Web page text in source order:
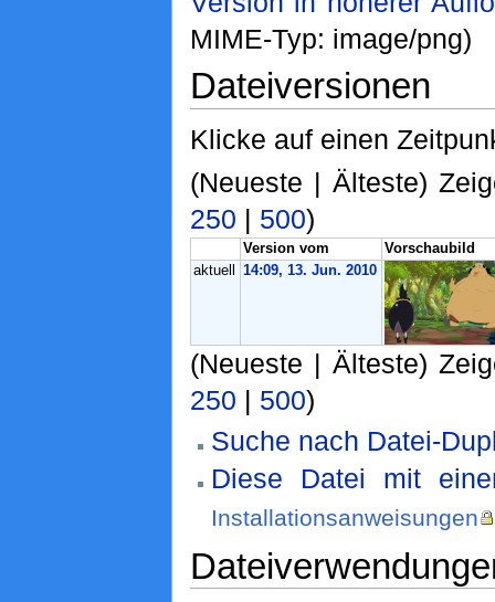
MIME-Typ: image/png)
Dateiversionen
Klicke auf einen
(Neueste | Älteste)
250 | 500)
Version vom
Vorschaubild
aktuell
14:09, 13. Jun. 2010
(Neueste | Älteste)
250 | 500)
Suche nach Datei-
Diese Datei mit
Installationsanweisungen